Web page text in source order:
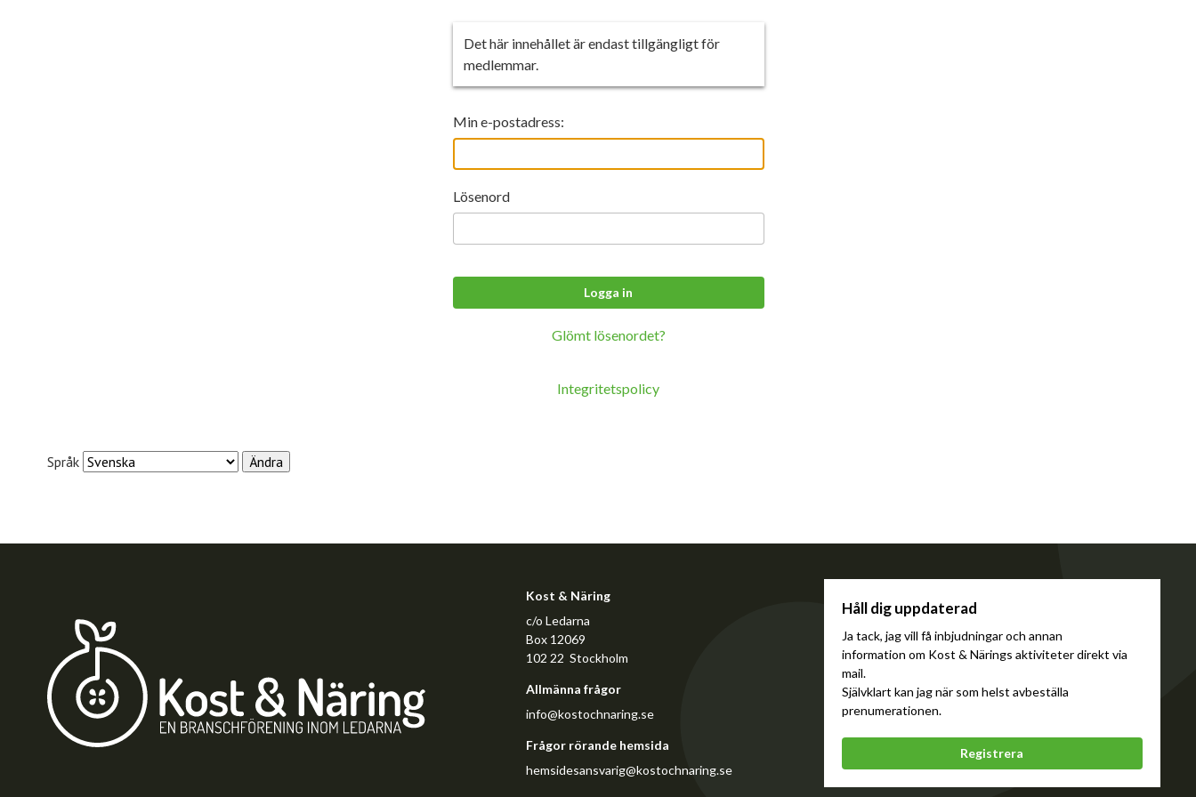
Det här innehållet är endast tillgängligt för
medlemmar.
Min e-postadress:
Lösenord
Glömt lösenordet?
Integritetspolicy
Språk
Håll dig uppdaterad
Ja tack, jag vill få inbjudningar och annan
information om Kost & Närings aktiviteter direkt via
mail.
Självklart kan jag när som helst avbeställa
prenumerationen.
Registrera
Kost & Näring
c/o Ledarna
Box 12069
102 22 Stockholm
Allmänna frågor
info@kostochnaring.se
Frågor rörande hemsida
hemsidesansvarig@kostochnaring.se